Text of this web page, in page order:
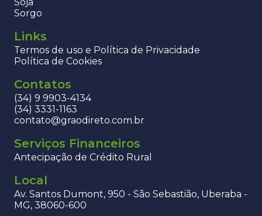
Sorgo
Links
Termos de uso e Política de Privacidade
Política de Cookies
Contatos
(34) 9 9903-4134
(34) 3331-1163
contato@graodireto.com.br
Serviços Financeiros
Antecipação de Crédito Rural
Local
Av. Santos Dumont, 950 - São Sebastião, Uberaba -
MG, 38060-600